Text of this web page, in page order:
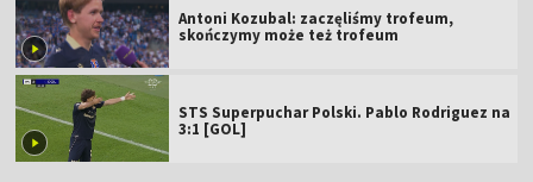
Antoni Kozubal: zaczęliśmy trofeum,
skończymy może też trofeum
STS Superpuchar Polski. Pablo Rodriguez na
3:1 [GOL]